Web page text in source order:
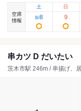
空席
情報
土
8/8
日
9
串カツ D だいたい
茨木市駅 246m / 串揚げ、